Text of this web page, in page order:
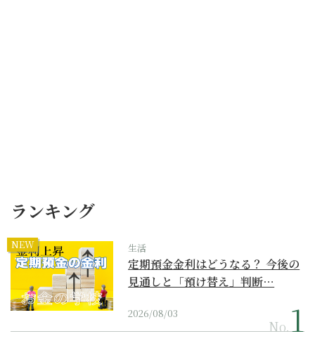
ランキング
NEW 生活
定期預金金利はどうなる？ 今後の
見通しと「預け替え」判断…
2026/08/03
No.